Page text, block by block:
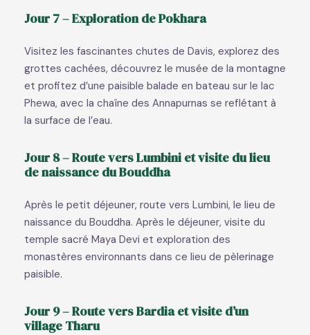
Jour 7 – Exploration de Pokhara
Visitez les fascinantes chutes de Davis, explorez des
grottes cachées, découvrez le musée de la montagne
et profitez d’une paisible balade en bateau sur le lac
Phewa, avec la chaîne des Annapurnas se reflétant à
la surface de l’eau.
Jour 8 – Route vers Lumbini et visite du lieu
de naissance du Bouddha
Après le petit déjeuner, route vers Lumbini, le lieu de
naissance du Bouddha. Après le déjeuner, visite du
temple sacré Maya Devi et exploration des
monastères environnants dans ce lieu de pèlerinage
paisible.
Jour 9 – Route vers Bardia et visite d’un
village Tharu